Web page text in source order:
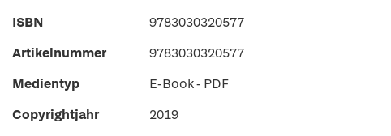
ISBN
9783030320577
Artikelnummer
9783030320577
Medientyp
E-Book - PDF
Copyrightjahr
2019